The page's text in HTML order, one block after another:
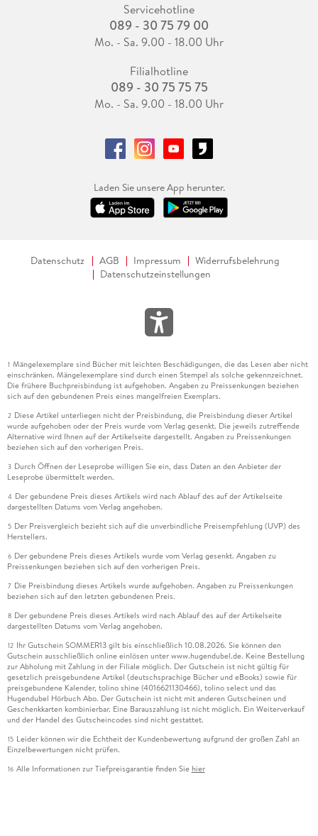
Servicehotline
089 - 30 75 79 00
Mo. - Sa. 9.00 - 18.00 Uhr
Filialhotline
089 - 30 75 75 75
Mo. - Sa. 9.00 - 18.00 Uhr
Laden Sie unsere App herunter.
Datenschutz AGB Impressum
Widerrufsbelehrung
Datenschutzeinstellungen
1 Mängelexemplare sind Bücher mit leichten Beschädigungen, die das Lesen aber nicht
einschränken. Mängelexemplare sind durch einen Stempel als solche gekennzeichnet.
Die frühere Buchpreisbindung ist aufgehoben. Angaben zu Preissenkungen beziehen
sich auf den gebundenen Preis eines mangelfreien Exemplars.
2 Diese Artikel unterliegen nicht der Preisbindung, die Preisbindung dieser Artikel
wurde aufgehoben oder der Preis wurde vom Verlag gesenkt. Die jeweils zutreffende
Alternative wird Ihnen auf der Artikelseite dargestellt. Angaben zu Preissenkungen
beziehen sich auf den vorherigen Preis.
3 Durch Öffnen der Leseprobe willigen Sie ein, dass Daten an den Anbieter der
Leseprobe übermittelt werden.
4 Der gebundene Preis dieses Artikels wird nach Ablauf des auf der Artikelseite
dargestellten Datums vom Verlag angehoben.
5 Der Preisvergleich bezieht sich auf die unverbindliche Preisempfehlung (UVP) des
Herstellers.
6 Der gebundene Preis dieses Artikels wurde vom Verlag gesenkt. Angaben zu
Preissenkungen beziehen sich auf den vorherigen Preis.
7 Die Preisbindung dieses Artikels wurde aufgehoben. Angaben zu Preissenkungen
beziehen sich auf den letzten gebundenen Preis.
8 Der gebundene Preis dieses Artikels wird nach Ablauf des auf der Artikelseite
dargestellten Datums vom Verlag angehoben.
12 Ihr Gutschein SOMMER13 gilt bis einschließlich 10.08.2026. Sie können den
Gutschein ausschließlich online einlösen unter www.hugendubel.de. Keine Bestellung
zur Abholung mit Zahlung in der Filiale möglich. Der Gutschein ist nicht gültig für
gesetzlich preisgebundene Artikel (deutschsprachige Bücher und eBooks) sowie für
preisgebundene Kalender, tolino shine (4016621130466), tolino select und das
Hugendubel Hörbuch Abo. Der Gutschein ist nicht mit anderen Gutscheinen und
Geschenkkarten kombinierbar. Eine Barauszahlung ist nicht möglich. Ein Weiterverkauf
und der Handel des Gutscheincodes sind nicht gestattet.
15 Leider können wir die Echtheit der Kundenbewertung aufgrund der großen Zahl an
Einzelbewertungen nicht prüfen.
16 Alle Informationen zur Tiefpreisgarantie finden Sie hier